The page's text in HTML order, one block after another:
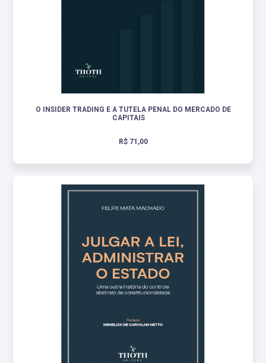
O INSIDER TRADING E A TUTELA PENAL DO MERCADO DE
CAPITAIS
.
R$ 71,00